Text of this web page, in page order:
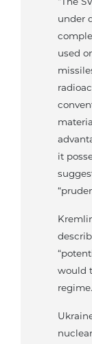
under
used
it
would
regime.